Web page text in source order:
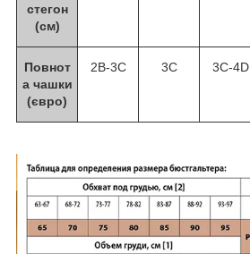
стегон
(см)
Повнот
а чашки
(євро)
2B-3С 3C 3C-4D